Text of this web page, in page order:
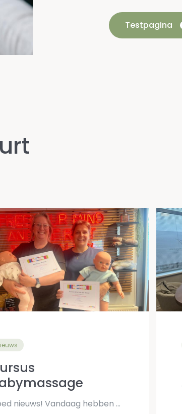
Testpagina
Goed nieuws! Vandaag hebben Rowena en Mariëtte (2 kraamverzorgsters van kraamcentrum Maeva) met succes hun opleiding tot docent babymassage afgerond. Een mooie mijlpaal waar we ontzettend trots op zijn! Hierdoor […]